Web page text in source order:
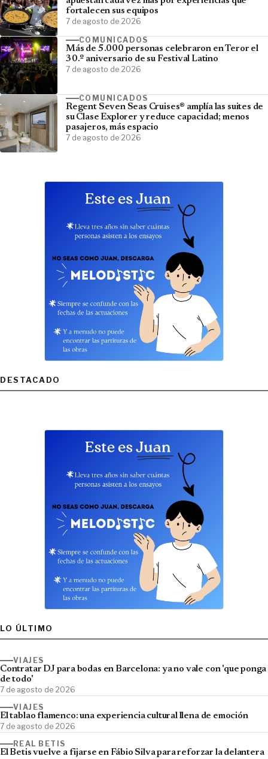
fortalecen sus equipos
7 de agosto de 2026
COMUNICADOS
Más de 5.000 personas celebraron en Teror el
30.º aniversario de su Festival Latino
7 de agosto de 2026
COMUNICADOS
Regent Seven Seas Cruises® amplía las suites de
su Clase Explorer y reduce capacidad; menos
pasajeros, más espacio
7 de agosto de 2026
DESTACADO
LO ÚLTIMO
VIAJES
Contratar DJ para bodas en Barcelona: ya no vale con 'que ponga
de todo'
7 de agosto de 2026
VIAJES
El tablao flamenco: una experiencia cultural llena de emoción
7 de agosto de 2026
REAL BETIS
El Betis vuelve a fijarse en Fábio Silva para reforzar la delantera